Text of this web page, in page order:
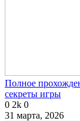
Полное
секреты игры
0 2k 0
31 марта, 2026